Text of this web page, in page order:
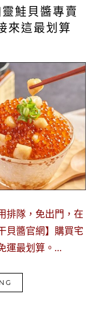
鮭貝醬專賣
來這最划算
排隊，免出門，在
貝醬官網】購買宅
運最划算。…